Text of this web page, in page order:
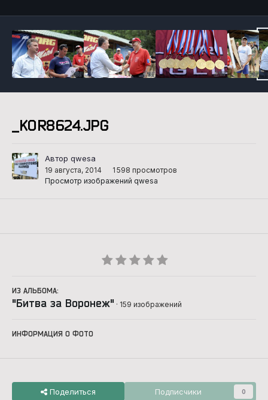
_KOR8624.JPG
Автор qwesa
19 августа, 2014
1 598 просмотров
Просмотр изображений qwesa
ИЗ АЛЬБОМА:
"Битва за Воронеж" · 159 изображений
ИНФОРМАЦИЯ О ФОТО
Поделиться Подписчики 0